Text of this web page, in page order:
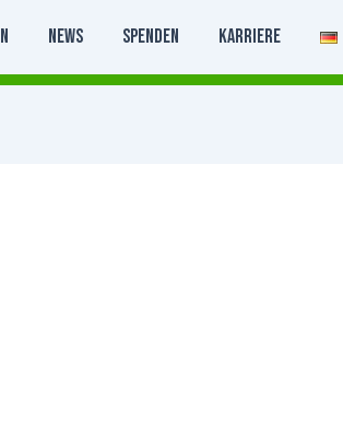
News Spenden Karriere